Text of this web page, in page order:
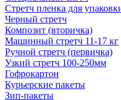
Стретч пленка для
Черный стретч
Композит (вторичка)
Машинный стретч 11-17 кг
Ручной стретч (первичка)
Узкий стретч 100-250мм
Гофрокартон
Курьерские пакеты
Зип-пакеты